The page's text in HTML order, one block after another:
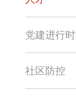
党建进行时
社区防控